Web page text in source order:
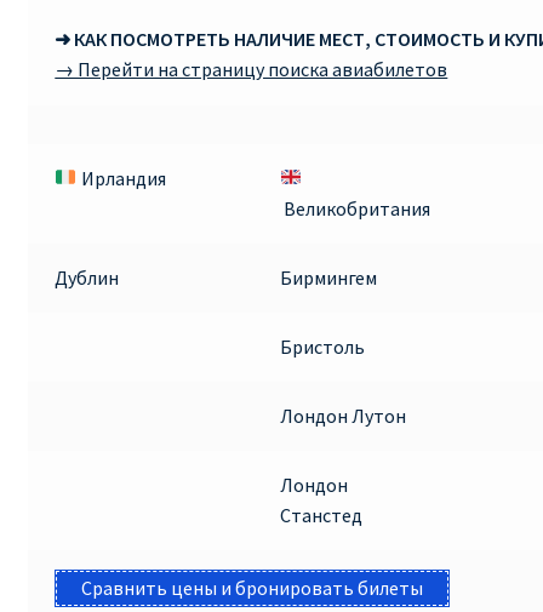
➜ КАК ПОСМОТРЕТЬ НАЛИЧИЕ МЕСТ, СТОИМОСТЬ И
→ Перейти на страницу поиска авиабилетов
Ирландия
Великобритания
Дублин Бирмингем
Бристоль
Лондон Лутон
Лондон
Станстед
Сравнить цены и бронировать билеты